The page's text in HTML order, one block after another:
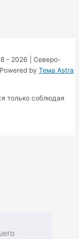
- 2026 | Северо-
by Тема Astra
только соблюдая